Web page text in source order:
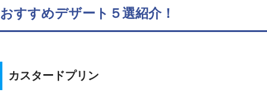
おすすめデザート５選紹介！
カスタードプリン